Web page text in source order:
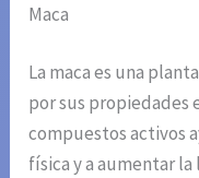
Maca
La maca es una
por sus propiedades
compuestos activos
física y a aumentar